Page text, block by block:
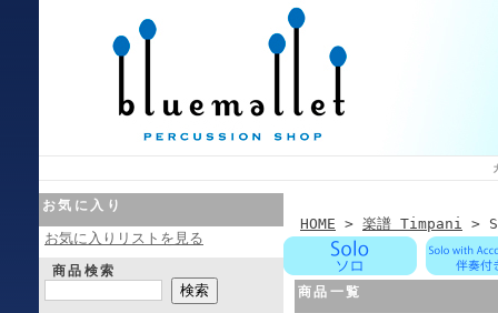
お気に入り
お気に入りリストを見る
商品検索
HOME > 楽譜 Timpani >
商品一覧